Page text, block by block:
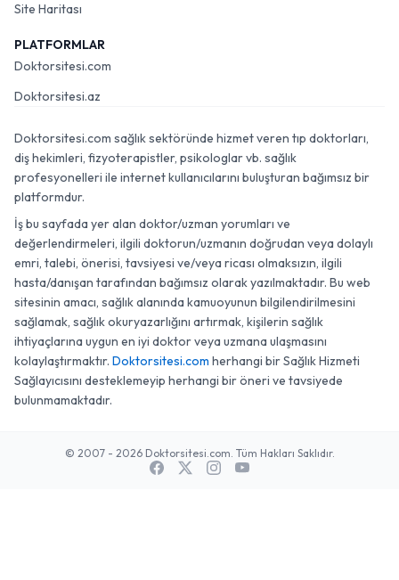
Site Haritası
PLATFORMLAR
Doktorsitesi.com
Doktorsitesi.az
Doktorsitesi.com sağlık sektöründe hizmet veren tıp doktorları,
diş hekimleri, fizyoterapistler, psikologlar vb. sağlık
profesyonelleri ile internet kullanıcılarını buluşturan bağımsız bir
platformdur.
İş bu sayfada yer alan doktor/uzman yorumları ve
değerlendirmeleri, ilgili doktorun/uzmanın doğrudan veya dolaylı
emri, talebi, önerisi, tavsiyesi ve/veya ricası olmaksızın, ilgili
hasta/danışan tarafından bağımsız olarak yazılmaktadır. Bu web
sitesinin amacı, sağlık alanında kamuoyunun bilgilendirilmesini
sağlamak, sağlık okuryazarlığını artırmak, kişilerin sağlık
ihtiyaçlarına uygun en iyi doktor veya uzmana ulaşmasını
kolaylaştırmaktır. Doktorsitesi.com herhangi bir Sağlık Hizmeti
Sağlayıcısını desteklemeyip herhangi bir öneri ve tavsiyede
bulunmamaktadır.
© 2007 - 2026 Doktorsitesi.com. Tüm Hakları Saklıdır.